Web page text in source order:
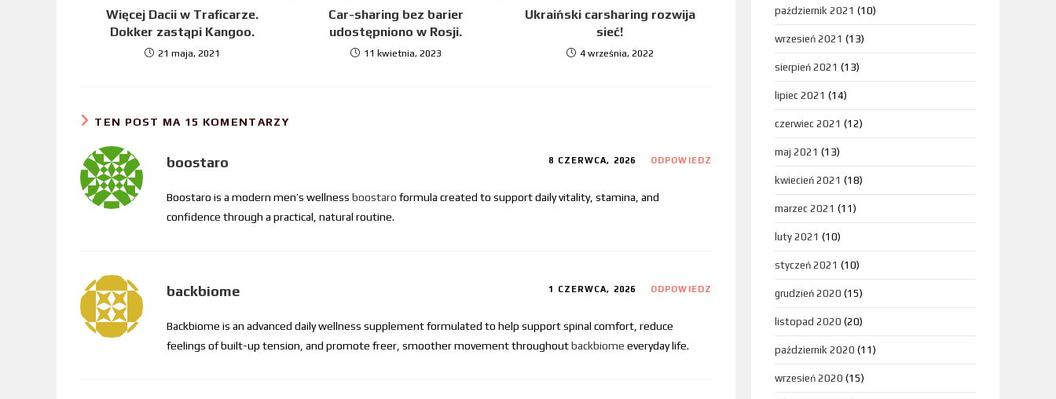
Więcej Dacii w Traficarze.
Dokker zastąpi Kangoo.
21 maja, 2021
Car-sharing bez barier
udostępniono w Rosji.
11 kwietnia, 2023
Ukraiński carsharing rozwija
sieć!
4 września, 2022
TEN POST MA 15 KOMENTARZY
boostaro 8 CZERWCA, 2026 ODPOWIEDZ
Boostaro is a modern men’s wellness boostaro formula created to support daily vitality, stamina, and
confidence through a practical, natural routine.
backbiome 1 CZERWCA, 2026 ODPOWIEDZ
Backbiome is an advanced daily wellness supplement formulated to help support spinal comfort, reduce
feelings of built-up tension, and promote freer, smoother movement throughoutbackbiome everyday life.
październik 2021 (10)
wrzesień 2021 (13)
sierpień 2021 (13)
lipiec 2021 (14)
czerwiec 2021 (12)
maj 2021 (13)
kwiecień 2021 (18)
marzec 2021 (11)
luty 2021 (10)
styczeń 2021 (10)
grudzień 2020 (15)
listopad 2020 (20)
październik 2020 (11)
wrzesień 2020 (15)